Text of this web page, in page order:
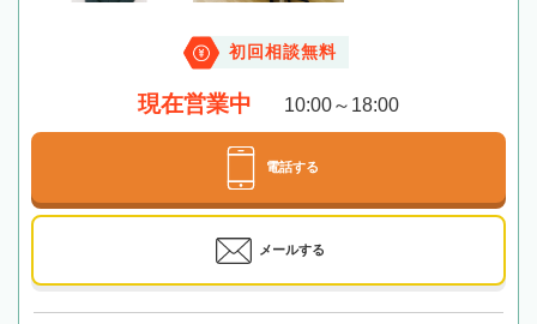
初回相談無料
現在営業中 10:00～18:00
電話する
メールする